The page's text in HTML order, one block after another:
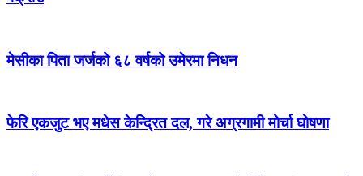
मेसीका पिता जर्जको ६८ वर्षको उमेरमा निधन
फेरि एकजुट भए मधेस केन्द्रित दल, गरे अग्रगामी मोर्चा घोषणा